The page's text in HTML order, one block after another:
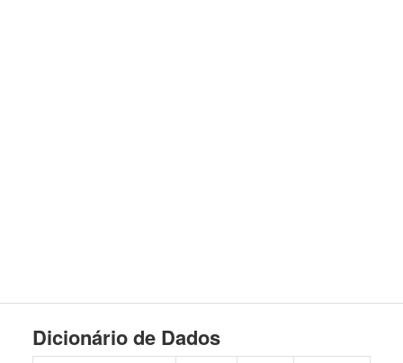
Dicionário de Dados